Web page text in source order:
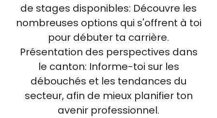
de stages disponibles: Découvre les
nombreuses options qui s'offrent à toi
pour débuter ta carrière.
Présentation des perspectives dans
le canton: Informe-toi sur les
débouchés et les tendances du
secteur, afin de mieux planifier ton
avenir professionnel.